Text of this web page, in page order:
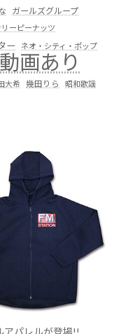
ガールズグループ
リーピーナッツ
ー ネオ・シティ・ポップ
動画あり
大希 幾田りら 昭和歌謡
アパレルが登場!!